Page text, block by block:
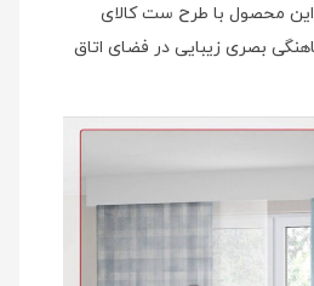
محصول با طرح ست کالای
بصری زیبایی در فضای اتاق